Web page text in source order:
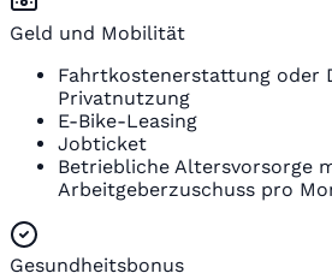
Geld und Mobilität
Fahrtkostenerstattung oder
Privatnutzung
E-Bike-Leasing
Jobticket
Betriebliche Altersvorsorge
Arbeitgeberzuschuss pro
Gesundheitsbonus